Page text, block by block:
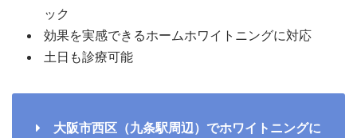
ック
効果を実感できるホームホワイトニングに対応
土日も診療可能
大阪市西区（九条駅周辺）でホワイトニングに